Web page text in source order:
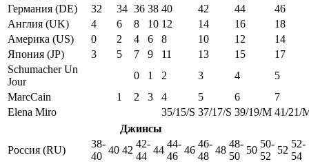
Германия (DE)
32 34 36 38 40 42 44
46
Англия (UK)
4 6 8 10 12 14 16
18
Америка (US)
0 2 4 6 8 10 12
14
Япония (JP)
3 5 7 9 11 13 15
17
Schumacher Un
Jour
0 1 2 3 4
5
MarcCain
1 2 3 4 5 6
7
Elena Miro
35/15/S 37/17/S 39/19/M 41/21/
Джинсы
Россия (RU)
38-
40
40 42
42-
44
44
44-
46
46
46-
48
48
48-
50
50
50-
52
52
52-
54